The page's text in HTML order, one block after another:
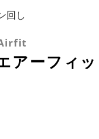
回し
ーフィ